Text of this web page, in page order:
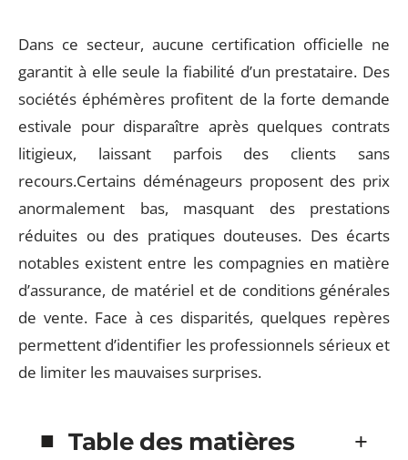
Dans ce secteur, aucune certification officielle ne
garantit à elle seule la fiabilité d’un prestataire. Des
sociétés éphémères profitent de la forte demande
estivale pour disparaître après quelques contrats
litigieux, laissant parfois des clients sans
recours.Certains déménageurs proposent des prix
anormalement bas, masquant des prestations
réduites ou des pratiques douteuses. Des écarts
notables existent entre les compagnies en matière
d’assurance, de matériel et de conditions générales
de vente. Face à ces disparités, quelques repères
permettent d’identifier les professionnels sérieux et
de limiter les mauvaises surprises.
Table des matières